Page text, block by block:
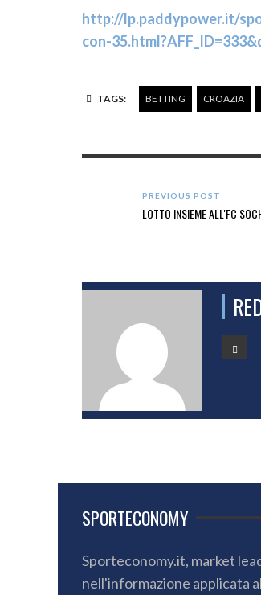
http://lp.paddypower.it/
con-
TAGS: BETTING CROAZIA
PREVIOUS POST
LOTTO INSIEME ALL'FC
SPORTECONOMY
Sporteconomy.it, market
nell'informazione applicata